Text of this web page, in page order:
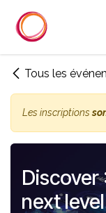
Tous les
Les inscriptions
Discover
next